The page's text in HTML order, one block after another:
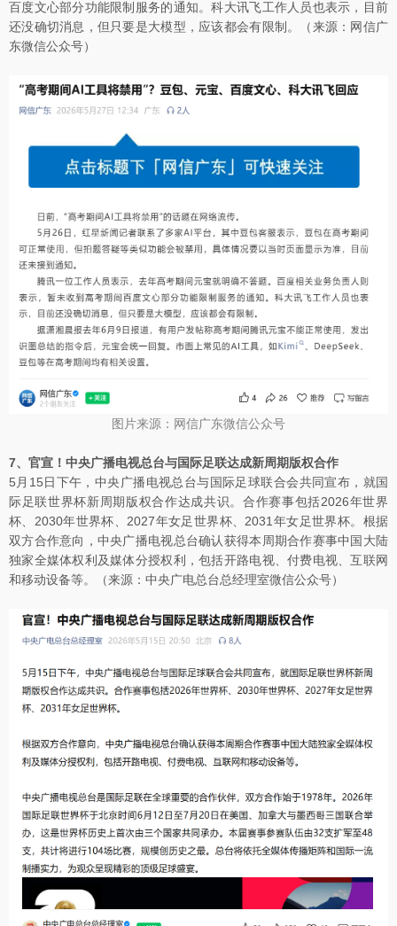
百度文心部分功能限制服务的通知。科大讯飞工作人员也表示，目前
还没确切消息，但只要是大模型，应该都会有限制。（来源：网信广
东微信公众号）
图片来源：网信广东微信公众号
7、官宣！中央广播电视总台与国际足联达成新周期版权合作
5月15日下午，中央广播电视总台与国际足球联合会共同宣布，就国
际足联世界杯新周期版权合作达成共识。合作赛事包括2026年世界
杯、2030年世界杯、2027年女足世界杯、2031年女足世界杯。根据
双方合作意向，中央广播电视总台确认获得本周期合作赛事中国大陆
独家全媒体权利及媒体分授权利，包括开路电视、付费电视、互联网
和移动设备等。（来源：中央广电总台总经理室微信公众号）